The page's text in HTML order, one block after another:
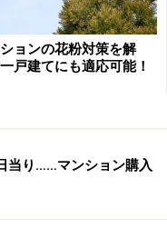
円を借りた場合の毎
を100万円で割る
数字に早見表の金額
ョンの花粉対策を解
戸建てにも適応可能！
当り……マンション購入